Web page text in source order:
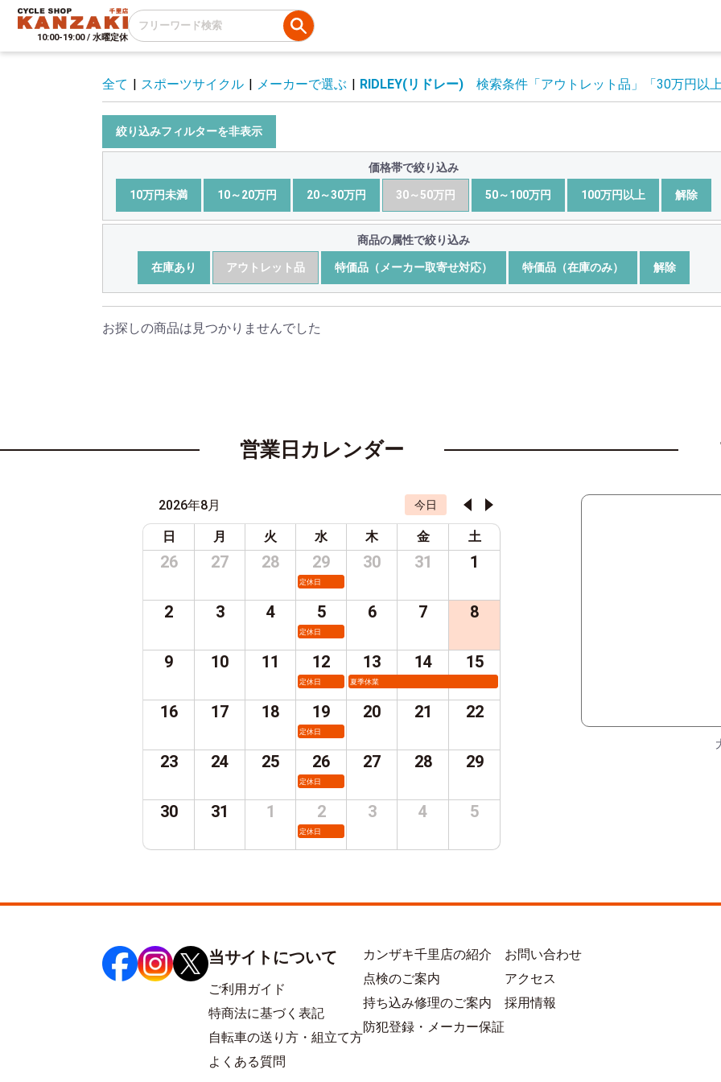
10:00-19:00 / 水曜定休
全て | スポーツサイクル | メーカーで選ぶ | RIDLEY(リドレー) 検索条件 「アウトレット品」 「30万円以
絞り込みフィルターを非表示
価格帯で絞り込み
10万円未満 10～20万円 20～30万円 30～50万円 50～100万円 100万円以上 解除
商品の属性で絞り込み
在庫あり アウトレット品 特価品（メーカー取寄せ対応） 特価品（在庫のみ） 解除
お探しの商品は見つかりませんでした
営業日カレンダー
2026年8月 今日
日 月 火 水 木 金 土
26 27 28 29
定休日
30 31 1
2 3 4 5
定休日
6 7 8
9 10 11 12
定休日
13
夏季休業
14 15
16 17 18 19
定休日
20 21 22
23 24 25 26
定休日
27 28 29
30 31 1 2
定休日
3 4 5
当サイトについて
ご利用ガイド
特商法に基づく表記
自転車の送り方・組立て方
よくある質問
カンザキ千里店の紹介
点検のご案内
持ち込み修理のご案内
防犯登録・メーカー保証
お問い合わせ
アクセス
採用情報